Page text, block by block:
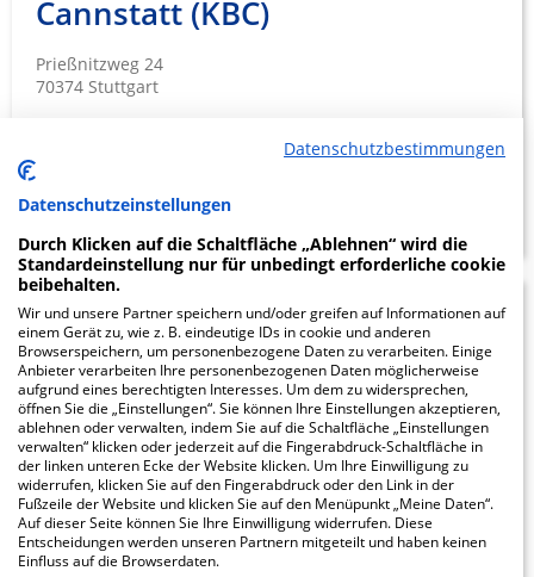
Cannstatt (KBC)
Prießnitzweg 24
70374 Stuttgart
8.38
St. Anna-
Klinik
Obere Waiblinger Str. 101
70374 Stuttgart
Datenschutzbestimmungen
Datenschutzeinstellungen
Durch Klicken auf die Schaltfläche „Ablehnen“ wird die
Standardeinstellung nur für unbedingt erforderliche cookie
beibehalten.
Wir und unsere Partner speichern und/oder greifen auf Informationen auf
einem Gerät zu, wie z. B. eindeutige IDs in cookie und anderen
Browserspeichern, um personenbezogene Daten zu verarbeiten. Einige
Anbieter verarbeiten Ihre personenbezogenen Daten möglicherweise
aufgrund eines berechtigten Interesses. Um dem zu widersprechen,
öffnen Sie die „Einstellungen“. Sie können Ihre Einstellungen akzeptieren,
ablehnen oder verwalten, indem Sie auf die Schaltfläche „Einstellungen
verwalten“ klicken oder jederzeit auf die Fingerabdruck-Schaltfläche in
der linken unteren Ecke der Website klicken. Um Ihre Einwilligung zu
widerrufen, klicken Sie auf den Fingerabdruck oder den Link in der
Fußzeile der Website und klicken Sie auf den Menüpunkt „Meine Daten“.
Auf dieser Seite können Sie Ihre Einwilligung widerrufen. Diese
Entscheidungen werden unseren Partnern mitgeteilt und haben keinen
Einfluss auf die Browserdaten.